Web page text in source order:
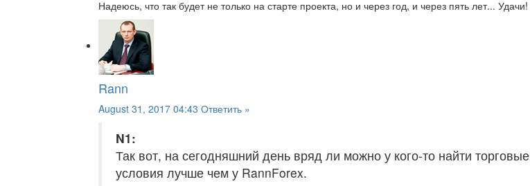
Надеюсь, что так будет не только на старте проекта, но и через год, и через пять лет... Удачи!
Rann
August 31, 2017 04:43 Ответить »
N1:
Так вот, на сегодняшний день вряд ли можно у кого-то найти торговые
условия лучше чем у RannForex.